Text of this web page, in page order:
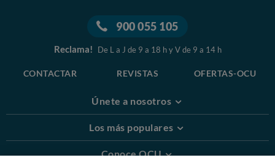
900 055 105
Reclama! De L a J de 9 a 18 h y V de 9 a 14 h
CONTACTAR REVISTAS OFERTAS-OCU
Únete a nosotros
Los más populares
Conoce OCU